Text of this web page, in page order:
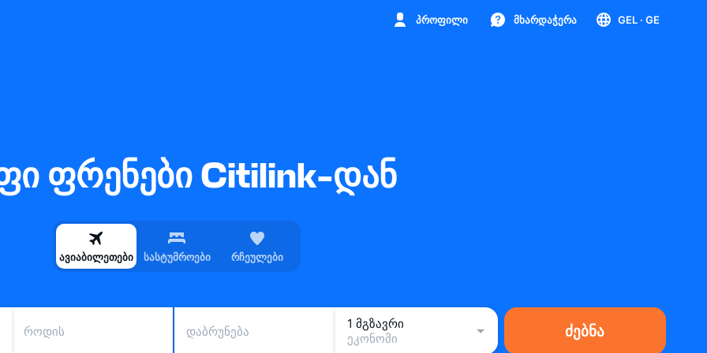
პროფილი მხარდაჭერა GEL · GE
ფრენები Citilink-დან
ავიაბილეთები სასტუმროები რჩეულები
როდის დაბრუნება
1 მგზავრი
ეკონომი
ძებნა